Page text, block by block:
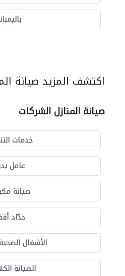
اكتشف المزيد صيانة
صيانة المنازل الشركات
خدمات
عامل
صيانة
حدّاد
الأشغال
الصيانة